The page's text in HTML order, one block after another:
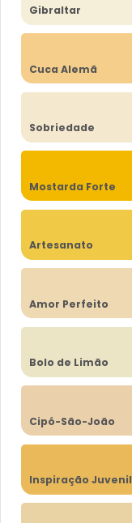
Gibraltar
Cuca Alemã
Sobriedade
Mostarda Forte
Artesanato
Amor Perfeito
Bolo de Limão
Cipó-São-João
Inspiração Juvenil